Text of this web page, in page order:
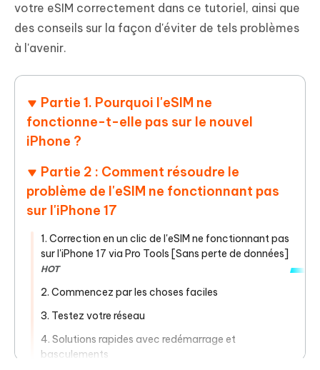
votre eSIM correctement dans ce tutoriel, ainsi que
des conseils sur la façon d'éviter de tels problèmes
à l'avenir.
Partie 1. Pourquoi l'eSIM ne
fonctionne-t-elle pas sur le nouvel
iPhone ?
Partie 2 : Comment résoudre le
problème de l'eSIM ne fonctionnant pas
sur l'iPhone 17
1. Correction en un clic de l'eSIM ne fonctionnant pas
sur l'iPhone 17 via Pro Tools [Sans perte de données]
HOT
2. Commencez par les choses faciles
3. Testez votre réseau
4. Solutions rapides avec redémarrage et
basculements